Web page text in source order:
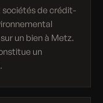
sociétés de crédit-
un bien à Metz.
un